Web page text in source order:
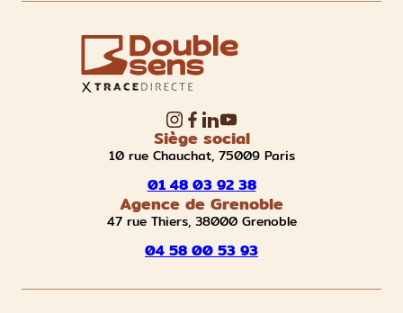
Siège social
10 rue Chauchat, 75009 Paris
01 48 03 92 38
Agence de Grenoble
47 rue Thiers, 38000 Grenoble
04 58 00 53 93